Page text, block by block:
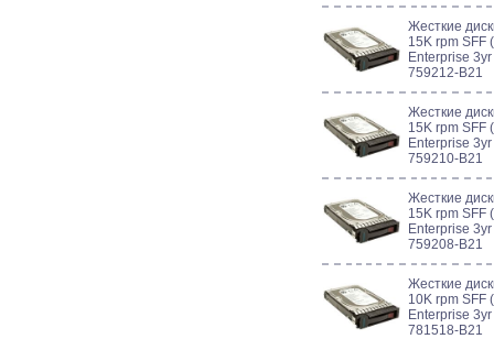
Жесткие
15K rpm SFF
Enterprise
759212-B21
Жесткие
15K rpm SFF
Enterprise
759210-B21
Жесткие
15K rpm SFF
Enterprise
759208-B21
Жесткие
10K rpm SFF
Enterprise
781518-B21